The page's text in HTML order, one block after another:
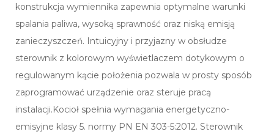
konstrukcja wymiennika zapewnia optymalne warunki
spalania paliwa, wysoką sprawność oraz niską emisją
zanieczyszczeń. Intuicyjny i przyjazny w obsłudze
sterownik z kolorowym wyświetlaczem dotykowym o
regulowanym kącie położenia pozwala w prosty sposób
zaprogramować urządzenie oraz steruje pracą
instalacji.Kocioł spełnia wymagania energetyczno-
emisyjne klasy 5. normy PN EN 303-5:2012. Sterownik